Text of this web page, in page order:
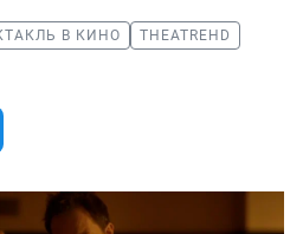
В КИНО
THEATREHD